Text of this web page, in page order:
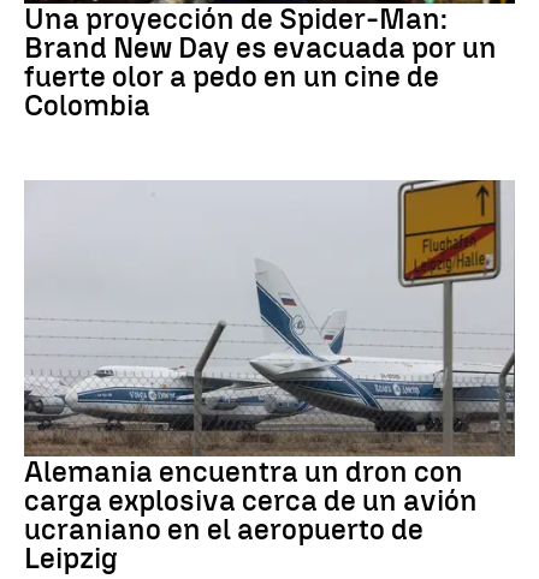
Una proyección de Spider-Man:
Brand New Day es evacuada por un
fuerte olor a pedo en un cine de
Colombia
Dron Ucrania
Alemania encuentra un dron con
carga explosiva cerca de un avión
ucraniano en el aeropuerto de
Leipzig